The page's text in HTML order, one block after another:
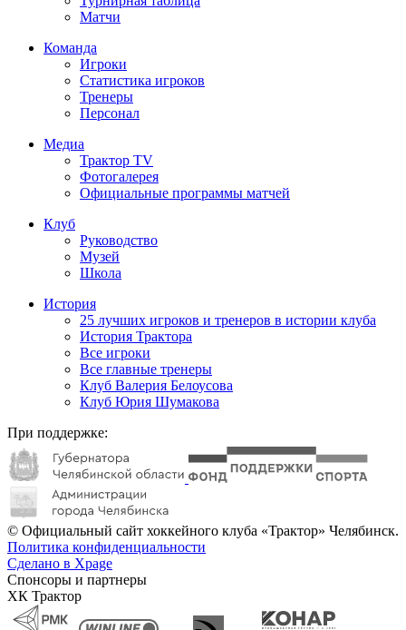
Матчи
Команда
Игроки
Статистика игроков
Тренеры
Персонал
Медиа
Трактор TV
Фотогалерея
Официальные программы матчей
Клуб
Руководство
Музей
Школа
История
25 лучших игроков и тренеров в истории клуба
История Трактора
Все игроки
Все главные тренеры
Клуб Валерия Белоусова
Клуб Юрия Шумакова
При поддержке:
© Официальный сайт хоккейного клуба «Трактор» Челябинск.
Политика конфиденциальности
Сделано в Xpage
Спонсоры и партнеры
ХК Трактор